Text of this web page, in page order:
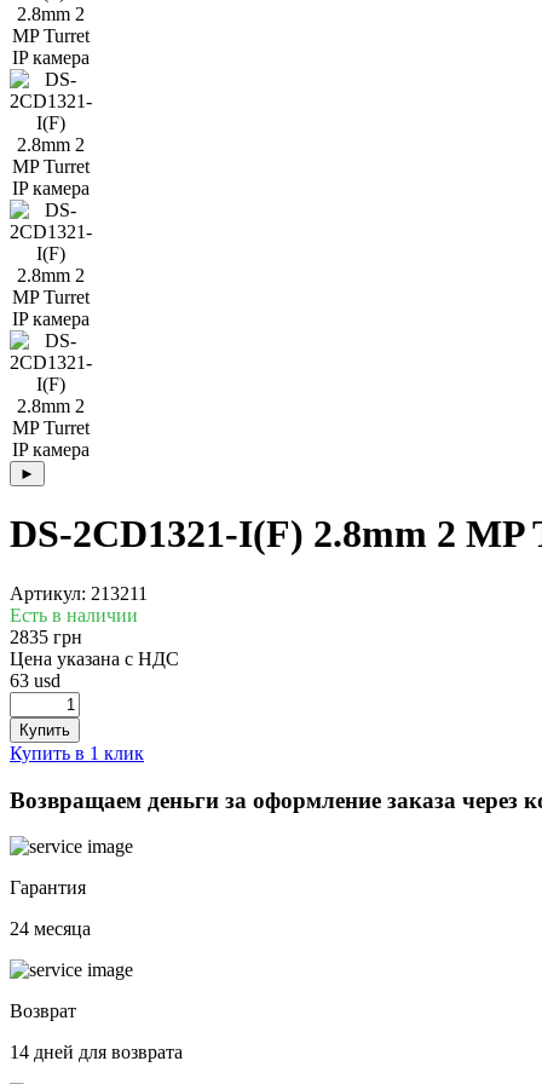
DS-2CD1321-I(F) 2.8mm 2
Артикул: 213211
Есть в наличии
2835 грн
Цена указана с НДС
63 usd
Купить в 1 клик
Возвращаем деньги за оформление заказа через
Гарантия
24 месяца
Возврат
14 дней для возврата